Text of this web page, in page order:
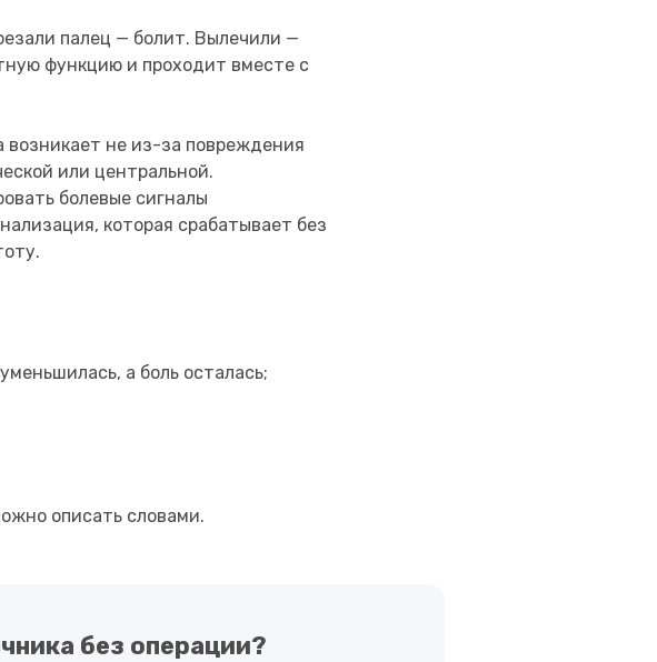
палец — болит. Вылечили —
функцию и проходит вместе с
возникает не из-за повреждения
или центральной.
болевые сигналы
которая срабатывает без
а боль осталась;
описать словами.
без операции?